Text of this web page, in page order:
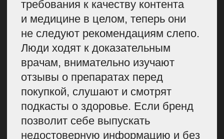
ЧТО НУЖНО
ДЛЯ ХОРОШЕГО
МЕДИЦИНСКОГО
КОНТЕНТА
Я сформировала свой подход
к качеству медицинских текстов
на основе триады докмеда:
достоверные источники, опыт
врача и желание пациента.